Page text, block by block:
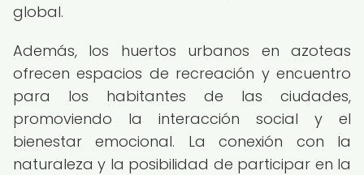
global.
Además, los huertos urbanos en azoteas
ofrecen espacios de recreación y encuentro
para los habitantes de las ciudades,
promoviendo la interacción social y el
bienestar emocional. La conexión con la
naturaleza y la posibilidad de participar en la